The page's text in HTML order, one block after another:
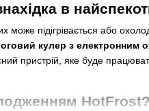
в
підігрівається або
кулер з
пристрій, яке буде
HotFrost?